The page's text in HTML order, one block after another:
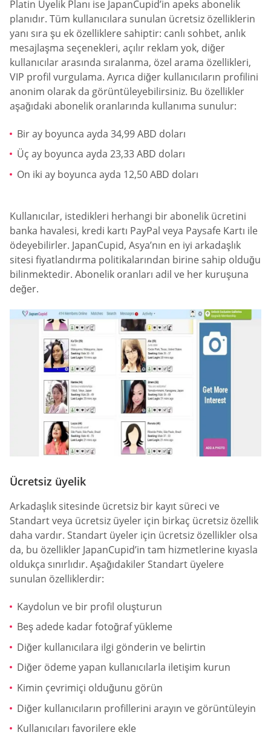
Platin Üyelik Planı ise JapanCupid’in apeks abonelik
planıdır. Tüm kullanıcılara sunulan ücretsiz özelliklerin
yanı sıra şu ek özelliklere sahiptir: canlı sohbet, anlık
mesajlaşma seçenekleri, açılır reklam yok, diğer
kullanıcılar arasında sıralanma, özel arama özellikleri,
VIP profil vurgulama. Ayrıca diğer kullanıcıların profilini
anonim olarak da görüntüleyebilirsiniz. Bu özellikler
aşağıdaki abonelik oranlarında kullanıma sunulur:
Bir ay boyunca ayda 34,99 ABD doları
Üç ay boyunca ayda 23,33 ABD doları
On iki ay boyunca ayda 12,50 ABD doları
Kullanıcılar, istedikleri herhangi bir abonelik ücretini
banka havalesi, kredi kartı PayPal veya Paysafe Kartı ile
ödeyebilirler. JapanCupid, Asya’nın en iyi arkadaşlık
sitesi fiyatlandırma politikalarından birine sahip olduğu
bilinmektedir. Abonelik oranları adil ve her kuruşuna
değer.
Ücretsiz üyelik
Arkadaşlık sitesinde ücretsiz bir kayıt süreci ve
Standart veya ücretsiz üyeler için birkaç ücretsiz özellik
daha vardır. Standart üyeler için ücretsiz özellikler olsa
da, bu özellikler JapanCupid’in tam hizmetlerine kıyasla
oldukça sınırlıdır. Aşağıdakiler Standart üyelere
sunulan özelliklerdir:
Kaydolun ve bir profil oluşturun
Beş adede kadar fotoğraf yükleme
Diğer kullanıcılara ilgi gönderin ve belirtin
Diğer ödeme yapan kullanıcılarla iletişim kurun
Kimin çevrimiçi olduğunu görün
Diğer kullanıcıların profillerini arayın ve görüntüleyin
Kullanıcıları favorilere ekle